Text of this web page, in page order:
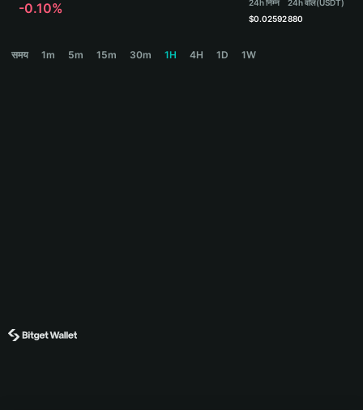
Español
-0.10%
24h निम्न
$0.02592
24h वॉल(USDT)
880
समय 1m 5m 15m 30m 1H 4H 1D 1W